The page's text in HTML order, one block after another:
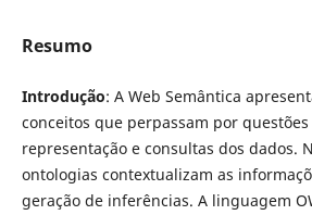
Resumo
Introdução: A Web Semântica
conceitos que perpassam por
representação e consultas dos dados.
ontologias contextualizam as
geração de inferências. A linguagem